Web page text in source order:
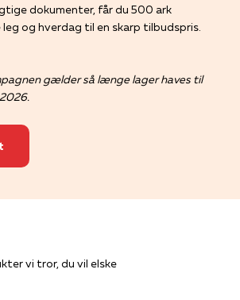
dokumenter, får du 500 ark
og hverdag til en skarp tilbudspris.
gælder så længe lager haves til
vi tror, du vil elske